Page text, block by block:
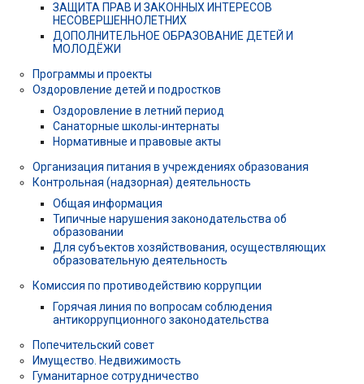
ЗАЩИТА ПРАВ И ЗАКОННЫХ ИНТЕРЕСОВ
НЕСОВЕРШЕННОЛЕТНИХ
ДОПОЛНИТЕЛЬНОЕ ОБРАЗОВАНИЕ ДЕТЕЙ И
МОЛОДЁЖИ
Программы и проекты
Оздоровление детей и подростков
Оздоровление в летний период
Санаторные школы-интернаты
Нормативные и правовые акты
Организация питания в учреждениях образования
Контрольная (надзорная) деятельность
Общая информация
Типичные нарушения законодательства об
образовании
Для субъектов хозяйствования, осуществляющих
образовательную деятельность
Комиссия по противодействию коррупции
Горячая линия по вопросам соблюдения
антикоррупционного законодательства
Попечительский совет
Имущество. Недвижимость
Гуманитарное сотрудничество